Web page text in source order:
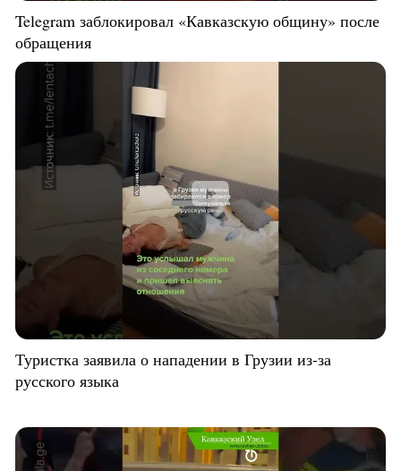
Telegram заблокировал «Кавказскую общину» после
обращения
Туристка заявила о нападении в Грузии из-за
русского языка